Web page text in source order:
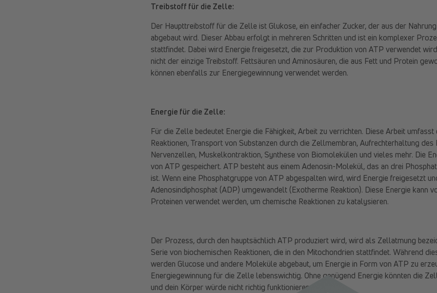
Treibstoff für die Zelle:
Der Haupttreibstoff für die Zelle ist Glukose, ein einfacher Zucker, der aus der
abgebaut wird. Dieser Abbau erfolgt in mehreren Schritten und ist ein komplexer
stattfindet. Dabei wird Energie freigesetzt, die zur Produktion von ATP verwendet
nicht der einzige Treibstoff. Fettsäuren und Aminosäuren, die aus Fett und Protein
können ebenfalls zur Energiegewinnung verwendet werden.
Energie für die Zelle:
Für die Zelle bedeutet Energie die Fähigkeit, Arbeit zu verrichten. Diese Arbeit umfasst
Reaktionen, Transport von Substanzen durch die Zellmembran, Aufrechterhaltung des
Nervenzellen, Muskelkontraktion, Synthese von Biomolekülen und vieles mehr. Die
von ATP gespeichert. ATP besteht aus einem Adenosin-Molekül, das an drei
ist. Wenn eine Phosphatgruppe von ATP abgespalten wird, wird Energie freigesetzt
Adenosindiphosphat (ADP) umgewandelt (Exotherme Reaktion). Diese Energie kann
Proteinen verwendet werden, um chemische Reaktionen zu katalysieren.
Der Prozess, durch den hauptsächlich ATP produziert wird, wird als Zellatmung
Serie von biochemischen Reaktionen, die in den Mitochondrien stattfindet. Während
werden Glucose und andere Moleküle abgebaut, um Energie in Form von ATP zu
Energiegewinnung für die Zelle lebenswichtig. Ohne genügend Energie könnten die
und dein Körper würde nicht richtig funktionieren.